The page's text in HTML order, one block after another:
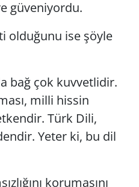
güveniyordu.
olduğunu ise şöyle
bağ çok kuvvetlidir.
milli hissin
Türk Dili,
Yeter ki, bu dil
korumasını